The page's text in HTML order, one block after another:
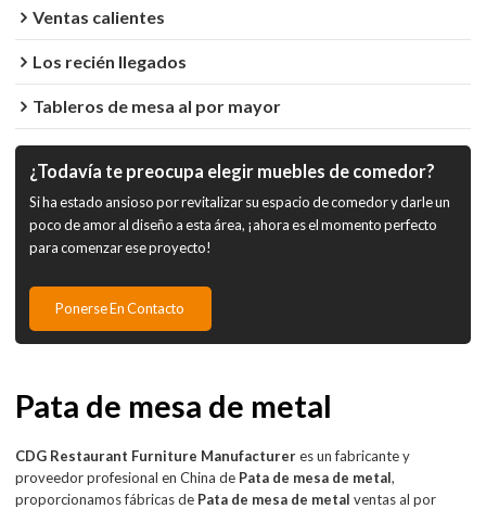
Ventas calientes
Los recién llegados
Tableros de mesa al por mayor
¿Todavía te preocupa elegir muebles de comedor?
Si ha estado ansioso por revitalizar su espacio de comedor y darle un
poco de amor al diseño a esta área, ¡ahora es el momento perfecto
para comenzar ese proyecto!
Ponerse En Contacto
Pata de mesa de metal
CDG Restaurant Furniture Manufactureres un fabricante y
proveedor profesional en China de Pata de mesa de metal,
proporcionamos fábricas de Pata de mesa de metal ventas al por